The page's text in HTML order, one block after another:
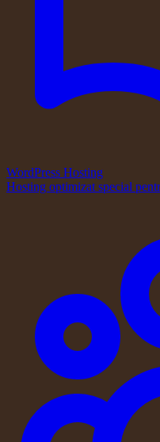
WordPress Hosting
Hosting optimizat special